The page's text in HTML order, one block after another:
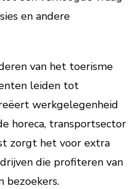
en andere
van het toerisme
leiden tot
werkgelegenheid
horeca, transportsector
zorgt het voor extra
die profiteren van
bezoekers.